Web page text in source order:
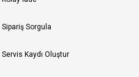
Sipariş Sorgula
Servis Kaydı Oluştur